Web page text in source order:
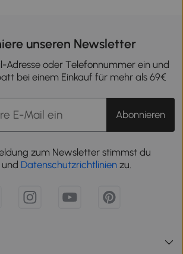
unseren Newsletter
Adresse oder Telefonnummer ein und
bei einem Einkauf für mehr als 69€
Abonnieren
zum Newsletter stimmst du
und Datenschutzrichtlinien zu.